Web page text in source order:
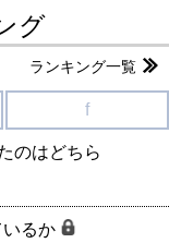
グ
ランキング一覧
f
のはどちら
るか